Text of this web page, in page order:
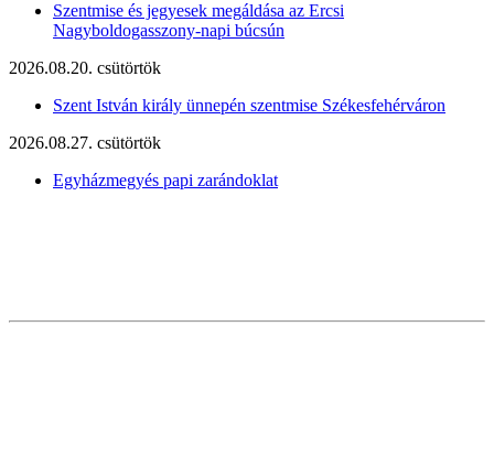
Szentmise és jegyesek megáldása az Ercsi
Nagyboldogasszony-napi búcsún
2026.08.20. csütörtök
Szent István király ünnepén szentmise Székesfehérváron
2026.08.27. csütörtök
Egyházmegyés papi zarándoklat